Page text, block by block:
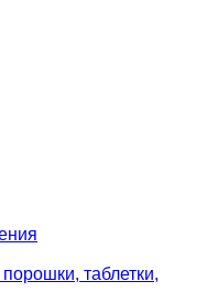
таблетки,